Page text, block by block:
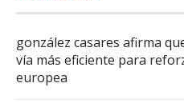
gonzález casares afirma
vía más eficiente para
europea